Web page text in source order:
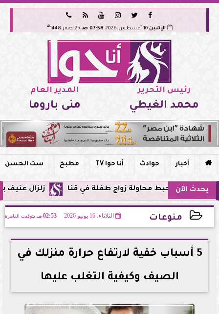






الإثنين 07:58 صـ 25 صفر 1448 هـ
رئيس التحرير
محمد الغيطي
المدير العام
منى باروما
 أخبار حوادث أنا حوا TV مطبخ ست الحسن
يحدث الآن زلزال عنيف بقوة 7 درجات يضرب سواحل الفلبين وحزام النار يهتز من جديد محاولة زواج طفلة في قنا
منوعات الثلاثاء، 16 يونيو 2026 02:53 مـ بتوقيت القاهرة
2026-06-16 14:53:10
5 أسباب خفية لارتفاع حرارة منزلك في
الصيف وكيفية التغلب عليها